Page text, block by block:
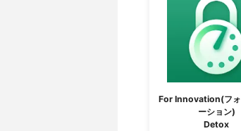
For Innovation(フォ
ーション)
Detox